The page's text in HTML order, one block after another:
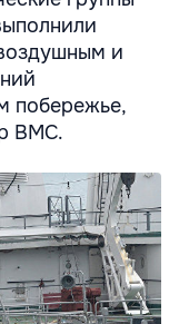
и
побережье,
ВМС.